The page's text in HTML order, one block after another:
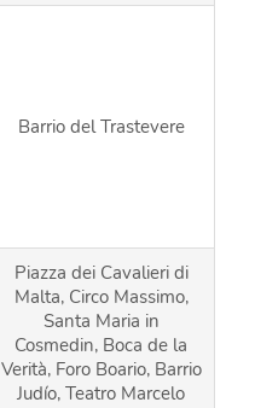
Barrio del Trastevere
Piazza dei Cavalieri di
Malta, Circo Massimo,
Santa Maria in
Cosmedin, Boca de la
Verità, Foro Boario, Barrio
Judío, Teatro Marcelo